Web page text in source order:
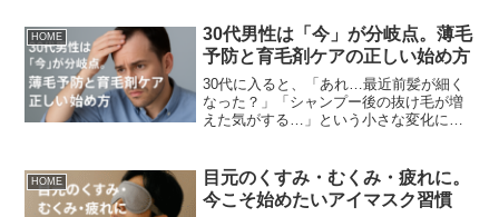
グ剤の使い方など、今の生活習慣がその
まま未来の髪に...
HOME
30代男性は「今」が分岐点。薄毛
予防と育毛剤ケアの正しい始め方
30代に入ると、「あれ…最近前髪が細く
なった？」「シャンプー後の抜け毛が増
えた気がする…」という小さな変化に気
ン”。髪は気づいたときにはすでに変化が
進んでいることが多く...
HOME
目元のくすみ・むくみ・疲れに。
今こそ始めたいアイマスク習慣